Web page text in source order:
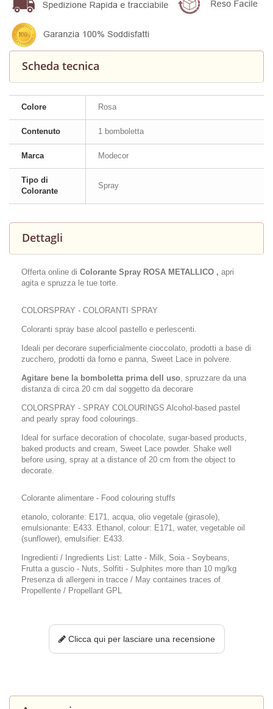
Scheda tecnica
Colore Rosa
Contenuto 1 bomboletta
Marca Modecor
Tipo di
Colorante
Spray
Dettagli
Offerta online di Colorante Spray ROSA METALLICO , apri
agita e spruzza le tue torte.
COLORSPRAY - COLORANTI SPRAY
Coloranti spray base alcool pastello e perlescenti.
Ideali per decorare superficialmente cioccolato, prodotti a base di
zucchero, prodotti da forno e panna, Sweet Lace in polvere.
Agitare bene la bomboletta prima dell uso, spruzzare da una
distanza di circa 20 cm dal soggetto da decorare
COLORSPRAY - SPRAY COLOURINGS Alcohol-based pastel
and pearly spray food colourings.
Ideal for surface decoration of chocolate, sugar-based products,
baked products and cream, Sweet Lace powder. Shake well
before using, spray at a distance of 20 cm from the object to
decorate.
Colorante alimentare - Food colouring stuffs
etanolo, colorante: E171, acqua, olio vegetale (girasole),
emulsionante: E433. Ethanol, colour: E171, water, vegetable oil
(sunflower), emulsifier: E433.
Ingredienti / Ingredients List: Latte - Milk, Soia - Soybeans,
Frutta a guscio - Nuts, Solfiti - Sulphites more than 10 mg/kg
Presenza di allergeni in tracce / May containes traces of
Propellente / Propellant GPL
Clicca qui per lasciare una recensione